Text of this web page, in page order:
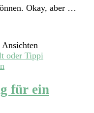
Okay, aber …
für ein